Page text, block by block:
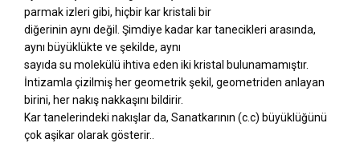
parmak izleri gibi, hiçbir kar kristali bir
diğerinin aynı değil. Şimdiye kadar kar tanecikleri arasında,
aynı büyüklükte ve şekilde, aynı
sayıda su molekülü ihtiva eden iki kristal bulunamamıştır.
İntizamla çizilmiş her geometrik şekil, geometriden anlayan
birini, her nakış nakkaşını bildirir.
Kar tanelerindeki nakışlar da, Sanatkarının (c.c) büyüklüğünü
çok aşikar olarak gösterir..